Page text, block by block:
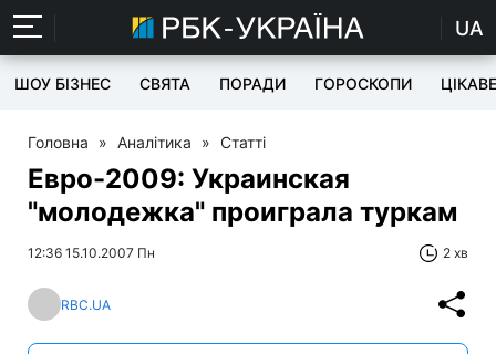
UA
ШОУ БІЗНЕС СВЯТА ПОРАДИ ГОРОСКОПИ ЦІКАВЕ
Головна » Аналітика » Статті
Евро-2009: Украинская
"молодежка" проиграла туркам
12:36 15.10.2007 Пн 2 хв
RBC.UA